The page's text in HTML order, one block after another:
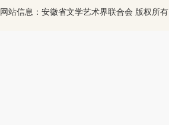
网站信息：安徽省文学艺术界联合会 版权所有